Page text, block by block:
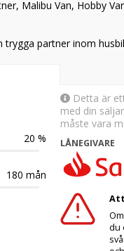
Malibu Van, Hobby
partner inom
20 %
180 mån
Detta är
med din
måste vara
LÅNEGIVARE
du